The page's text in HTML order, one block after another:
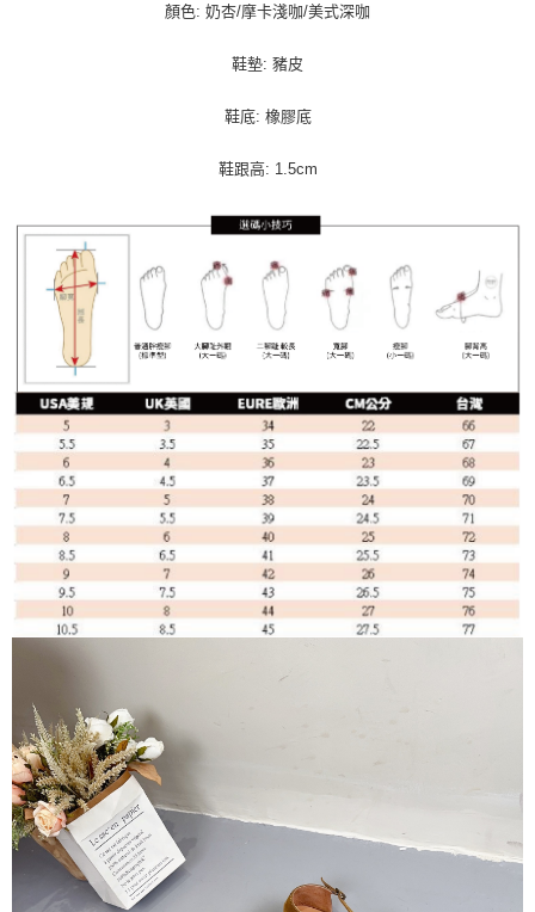
顏色: 奶杏/摩卡淺咖/美式深咖
鞋墊: 豬皮
鞋底: 橡膠底
鞋跟高: 1.5cm